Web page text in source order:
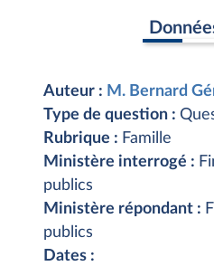
Auteur : M. Bernard
Type de question :
Rubrique : Famille
Ministère interrogé :
publics
Ministère répondant :
publics
Dates :